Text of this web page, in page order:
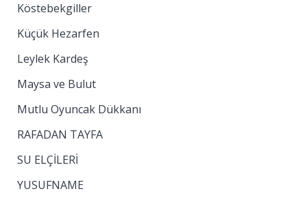
Köstebekgiller
Küçük Hezarfen
Leylek Kardeş
Maysa ve Bulut
Mutlu Oyuncak Dükkanı
RAFADAN TAYFA
SU ELÇİLERİ
YUSUFNAME